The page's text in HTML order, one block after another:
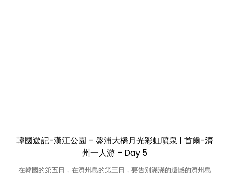
韓國遊記-漢江公園 – 盤浦大橋月光彩虹噴泉 | 首爾-濟
州一人游 – Day 5
在韓國的第五日，在濟州島的第三日，要告別滿滿的遺憾的濟州島